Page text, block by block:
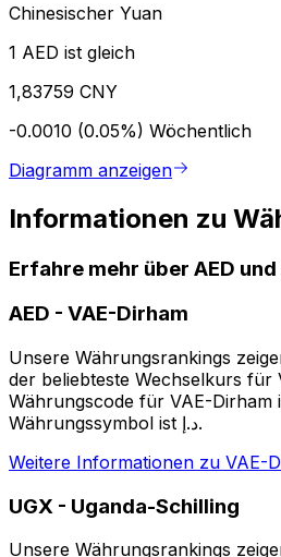
Chinesischer Yuan
1 AED ist gleich
1,83759 CNY
-0.0010 (0.05%) Wöchentlich
Diagramm anzeigen
Informationen zu
Erfahre mehr über AED und
AED - VAE-Dirham
Unsere Währungsrankings
der beliebteste Wechselkurs für
Währungscode für VAE-Dirham
Währungssymbol ist د.إ.
Weitere Informationen zu VAE-
UGX - Uganda-Schilling
Unsere Währungsrankings